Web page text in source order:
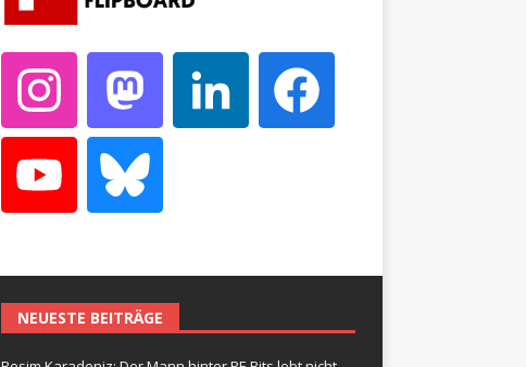
NEUESTE BEITRÄGE